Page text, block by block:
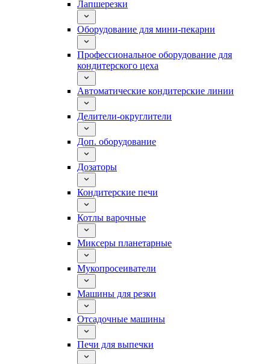
Лапшерезки
Оборудование для мини-пекарни
Профессиональное оборудование для
кондитерского цеха
Автоматические кондитерские линии
Делители-округлители
Доп. оборудование
Дозаторы
Кондитерские печи
Котлы варочные
Миксеры планетарные
Мукопросеиватели
Машины для резки
Отсадочные машины
Печи для выпечки